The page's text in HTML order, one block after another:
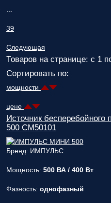
39
Следующая
Товаров на странице: с 1
Сортировать по:
мощности
цене
Источник
500 CM50101
Бренд: ИМПУЛЬС
Мощность: 500 ВА / 400 Вт
Фазность: однофазный
(380В)